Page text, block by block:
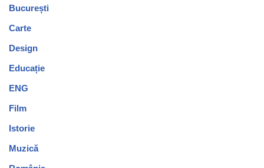
București
Carte
Design
Educație
ENG
Film
Istorie
Muzică